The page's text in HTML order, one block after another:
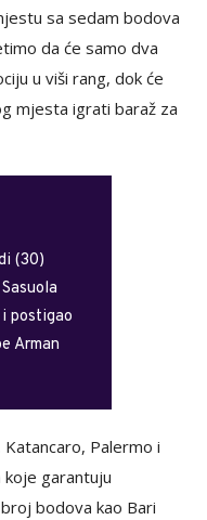
sa sedam bodova
da će samo dva
u viši rang, dok će
mjesta igrati baraž za
(30)
postigao
Arman
Palermo i
koje garantuju
bodova kao Bari